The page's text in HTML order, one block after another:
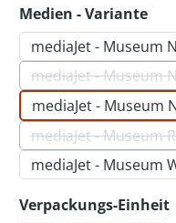
Medien - Variante
mediaJet - Museum
mediaJet - Museum
mediaJet - Museum
mediaJet - Museum
mediaJet - Museum
Verpackungs-Einheit